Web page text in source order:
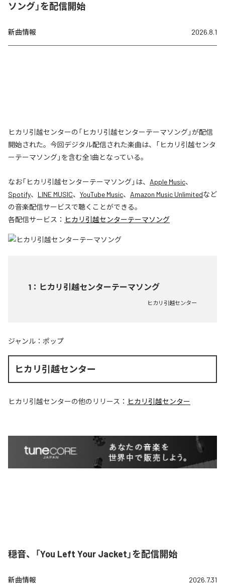
ソング」を配信開始
新曲情報 2026.8.1
ヒカリ引越センターの「ヒカリ引越センターテーマソング」が配信
開始された。今回デジタル配信された楽曲は、「ヒカリ引越センタ
ーテーマソング」を含む全1曲となっている。
なお「ヒカリ引越センターテーマソング」は、 Apple Music、
Spotify、 LINE MUSIC、 YouTube Music、 Amazon Music Unlimitedなど
の音楽配信サービスで聴くことができる。
各配信サービス： ヒカリ引越センターテーマソング
1 ： ヒカリ引越センターテーマソング
ヒカリ引越センター
ジャンル： ポップ
ヒカリ引越センター
ヒカリ引越センターの他のリリース： ヒカリ引越センター
穏音、「You Left Your Jacket」を配信開始
新曲情報 2026.7.31